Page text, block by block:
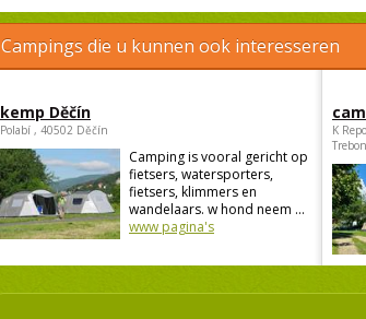
Campings die u kunnen ook interesseren
kemp Děčín
Polabí , 40502 Děčín
Camping is vooral gericht op
fietsers, watersporters,
fietsers, klimmers en
wandelaars. w hond neem ...
www pagina's
K